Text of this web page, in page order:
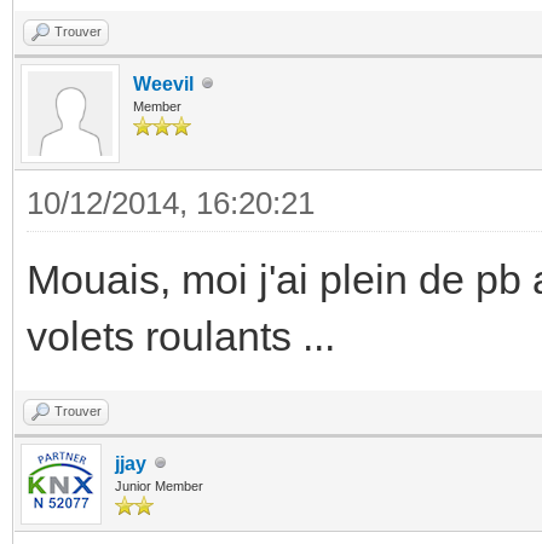
Trouver
Weevil
Member
10/12/2014, 16:20:21
Mouais, moi j'ai plein de pb
volets roulants ...
Trouver
jjay
Junior Member